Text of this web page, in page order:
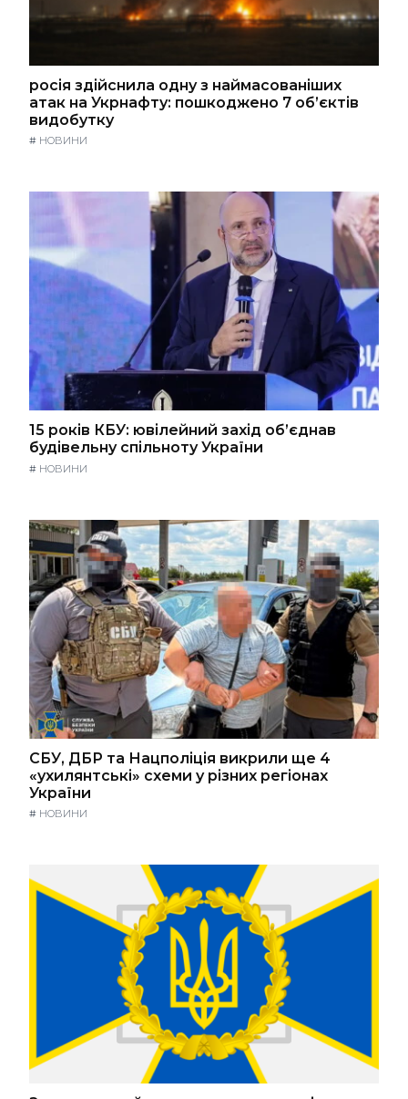
росія здійснила одну з наймасованіших
атак на Укрнафту: пошкоджено 7 об’єктів
видобутку
# НОВИНИ
15 років КБУ: ювілейний захід об’єднав
будівельну спільноту України
# НОВИНИ
СБУ, ДБР та Нацполіція викрили ще 4
«ухилянтські» схеми у різних регіонах
України
# НОВИНИ